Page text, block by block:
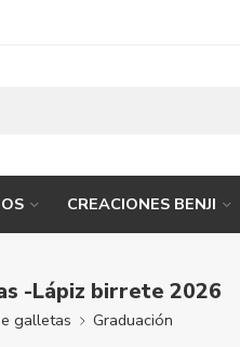
CREACIONES BENJI
-Lápiz birrete 2026
galletas Graduación